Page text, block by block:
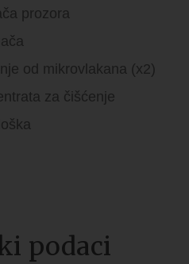
prozora
od mikrovlakana (x2)
za čišćenje
podaci